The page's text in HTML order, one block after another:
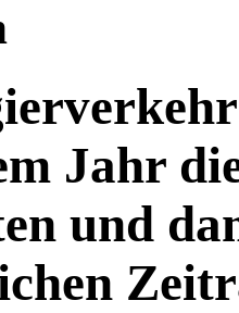
Jahr
und